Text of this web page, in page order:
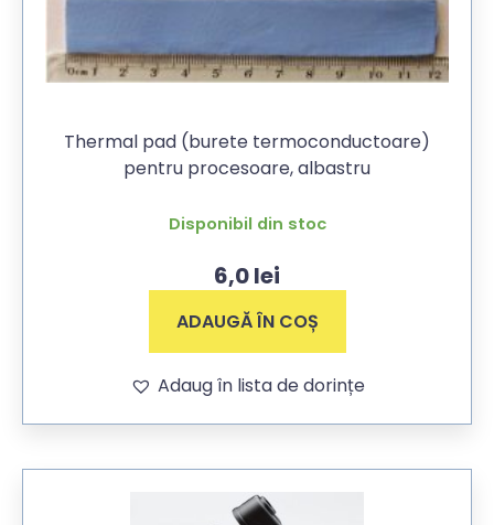
Thermal pad (burete termoconductoare)
pentru procesoare, albastru
Disponibil din stoc
6,0lei
ADAUGĂ ÎN COȘ
Adaug în lista de dorințe